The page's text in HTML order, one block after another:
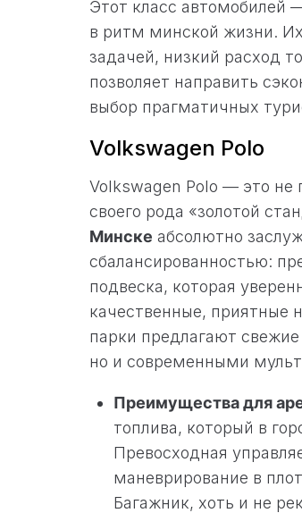
Этот класс автомобилей
в ритм минской жизни.
задачей, низкий расход
позволяет направить
выбор прагматичных
Volkswagen Polo
Volkswagen Polo — это не
своего рода «золотой
Минске абсолютно
сбалансированностью:
подвеска, которая
качественные, приятные
парки предлагают
но и современными
Преимущества для
топлива, который в
Превосходная
маневрирование в
Багажник, хоть и не